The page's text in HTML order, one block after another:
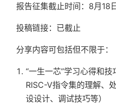
报告征集截止时间：8月18
投稿链接：已截止
分享内容可包括但不限于：
“一生一芯”学习心得和技
RISC-V指令集的理解、
设设计、调试技巧等）